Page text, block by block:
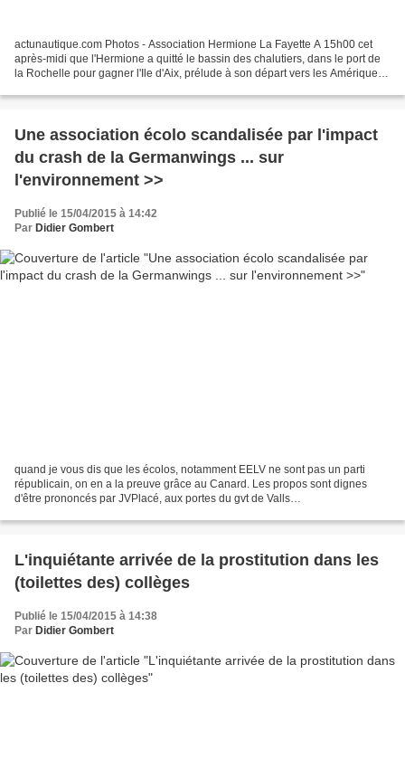
actunautique.com Photos - Association Hermione La Fayette A 15h00 cet
après-midi que l'Hermione a quitté le bassin des chalutiers, dans le port de
la Rochelle pour gagner l'Ile d'Aix, prélude à son départ vers les Amérique,
Une association écolo scandalisée par l'impact
du crash de la Germanwings ... sur
l'environnement >>
Publié le 15/04/2015 à 14:42
Par Didier Gombert
quand je vous dis que les écolos, notamment EELV ne sont pas un parti
républicain, on en a la preuve grâce au Canard. Les propos sont dignes
d'être prononcés par JVPlacé, aux portes du gvt de Valls
L'inquiétante arrivée de la prostitution dans les
(toilettes des) collèges
Publié le 15/04/2015 à 14:38
Par Didier Gombert